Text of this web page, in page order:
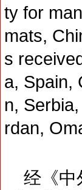
ty for
mats,
s
a, Spain,
n,
rdan,
经《中